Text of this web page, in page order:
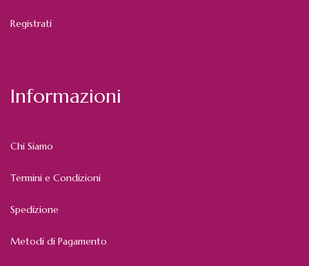
Registrati
Informazioni
Chi Siamo
Termini e Condizioni
Spedizione
Metodi di Pagamento